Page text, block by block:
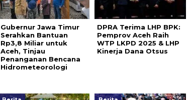
Gubernur Jawa Timur
Serahkan Bantuan
Rp3,8 Miliar untuk
Aceh, Tinjau
Penanganan Bencana
Hidrometeorologi
DPRA Terima LHP BPK:
Pemprov Aceh Raih
WTP LKPD 2025 & LHP
Kinerja Dana Otsus